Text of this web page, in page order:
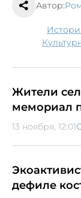
Автор:
Жители
мемориал
13 ноября, 12:01
дефиле